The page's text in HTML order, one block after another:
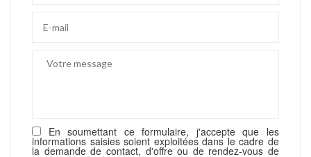
En soumettant ce formulaire, j'accepte que les
informations saisies soient exploitées dans le cadre de
la demande de contact, d'offre ou de rendez-vous de